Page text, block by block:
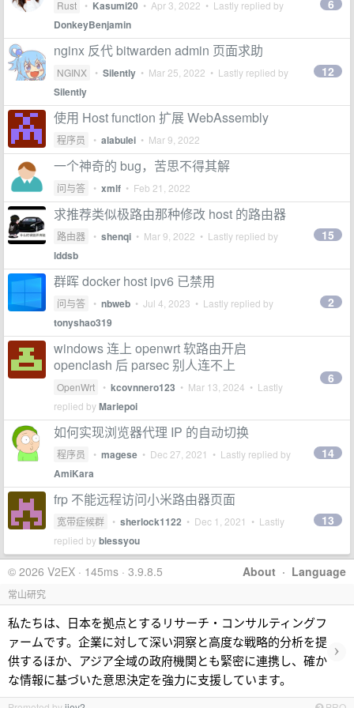
Rust • Kasumi20 • Apr 3, 2022 • Lastly replied by
DonkeyBenjamin
6
nginx 反代 bitwarden admin 页面求助
NGINX • Silently • Mar 25, 2022 • Lastly replied by
Silently
12
使用 Host function 扩展 WebAssembly
程序员 • alabulei • Mar 9, 2022
一个神奇的 bug，苦思不得其解
问与答 • xmlf • Feb 21, 2022
求推荐类似极路由那种修改 host 的路由器
路由器 • shenqi • Mar 9, 2022 • Lastly replied by
lddsb
15
群晖 docker host ipv6 已禁用
问与答 • nbweb • Jul 4, 2023 • Lastly replied by
tonyshao319
2
windows 连上 openwrt 软路由开启
openclash 后 parsec 别人连不上
OpenWrt • kcovnnero123 • Mar 13, 2024 • Lastly
replied byMariepoi
6
如何实现浏览器代理 IP 的自动切换
程序员 • magese • Dec 27, 2021 • Lastly replied by
AmiKara
14
frp 不能远程访问小米路由器页面
宽带症候群 • sherlock1122 • Dec 1, 2021 • Lastly
replied byblessyou
13
About · Language
© 2026 V2EX · 145ms · 3.9.8.5
常山研究
私たちは、日本を拠点とするリサーチ・コンサルティングフ
ァームです。企業に対して深い洞察と高度な戦略的分析を提
供するほか、アジア全域の政府機関とも緊密に連携し、確か
な情報に基づいた意思決定を強力に支援しています。
›